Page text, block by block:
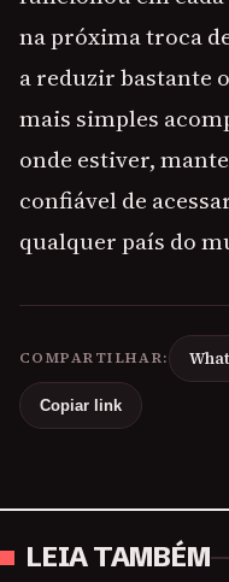
na próxima troca
a reduzir bastante
mais simples
onde estiver,
confiável de
qualquer país do
COMPARTILHAR:
Copiar link
LEIA TAMBÉM